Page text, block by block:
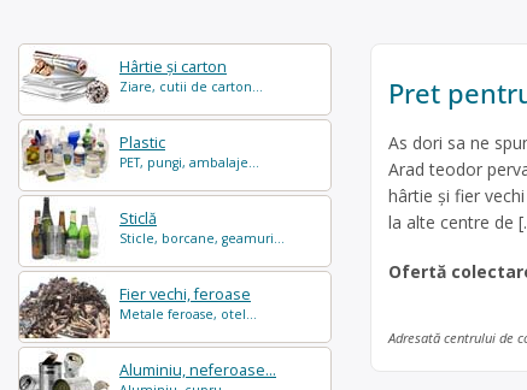
Hârtie și carton
Ziare, cutii de carton...
Plastic
PET, pungi, ambalaje...
Sticlă
Sticle, borcane, geamuri...
Fier vechi, feroase
Metale feroase, otel...
Aluminiu, neferoase...
Pret
As dori sa ne
Arad teodor
hârtie și fier
la alte centre de
Ofertă
Adresată centrului de